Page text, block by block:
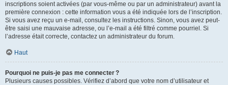
inscriptions soient activées (par vous-même ou par un administrateur) avant la
première connexion : cette information vous a été indiquée lors de l’inscription.
Si vous avez reçu un e-mail, consultez les instructions. Sinon, vous avez peut-
être saisi une mauvaise adresse, ou l’e-mail a été filtré comme pourriel. Si
l’adresse était correcte, contactez un administrateur du forum.
Haut
Pourquoi ne puis-je pas me connecter ?
Plusieurs causes possibles. Vérifiez d’abord que votre nom d’utilisateur et